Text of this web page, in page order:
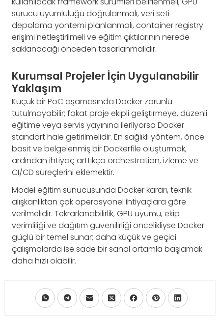
sürücü uyumluluğu doğrulanmalı, veri seti
depolama yöntemi planlanmalı, container registry
erişimi netleştirilmeli ve eğitim çıktılarının nerede
saklanacağı önceden tasarlanmalıdır.
Kurumsal Projeler İçin Uygulanabilir
Yaklaşım
Küçük bir PoC aşamasında Docker zorunlu
tutulmayabilir; fakat proje ekipli geliştirmeye, düzenli
eğitime veya servis yayınına ilerliyorsa Docker
standart hale getirilmelidir. En sağlıklı yöntem, önce
basit ve belgelenmiş bir Dockerfile oluşturmak,
ardından ihtiyaç arttıkça orchestration, izleme ve
CI/CD süreçlerini eklemektir.
Model eğitim sunucusunda Docker kararı, teknik
alışkanlıktan çok operasyonel ihtiyaçlara göre
verilmelidir. Tekrarlanabilirlik, GPU uyumu, ekip
verimliliği ve dağıtım güvenilirliği öncelikliyse Docker
güçlü bir temel sunar; daha küçük ve geçici
çalışmalarda ise sade bir sanal ortamla başlamak
daha hızlı olabilir.